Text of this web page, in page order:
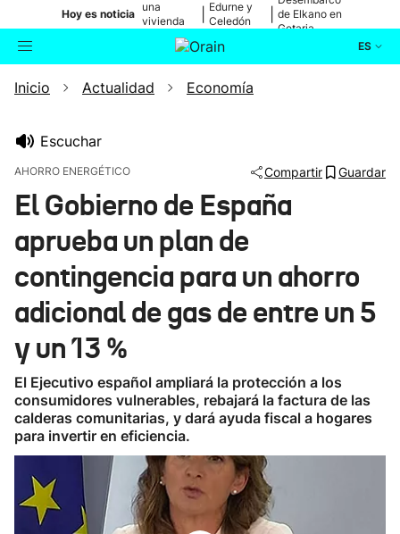
Hoy es noticia
una
vivienda
de Bilbao
Edurne y
Celedón
de Elkano en
Getaria
ES
Buscador Actualidad
Ikusmiran
Eguraldia
Inicio Actualidad Economía
Escuchar
AHORRO ENERGÉTICO Compartir Guardar
El Gobierno de España
aprueba un plan de
contingencia para un ahorro
adicional de gas de entre un 5
y un 13 %
El Ejecutivo español ampliará la protección a los
consumidores vulnerables, rebajará la factura de las
calderas comunitarias, y dará ayuda fiscal a hogares
para invertir en eficiencia.